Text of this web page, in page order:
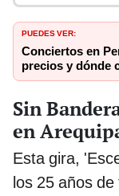
PUEDES VER:
Conciertos en
precios y dónde
Sin
en
Esta gira,
los 25 años